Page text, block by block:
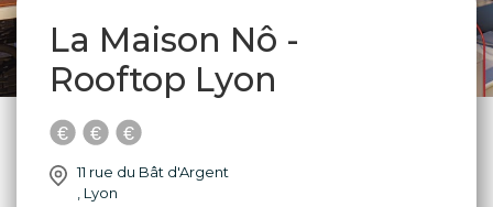
La Maison Nô -
Rooftop Lyon
11 rue du Bât d'Argent
, Lyon